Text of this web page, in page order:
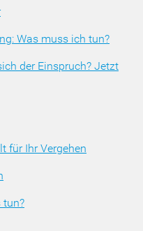
Was muss ich tun?
der Einspruch? Jetzt
für Ihr Vergehen
tun?